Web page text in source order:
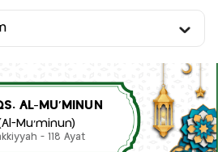
AL-MU’MINUN
Mu’minun)
- 118 Ayat